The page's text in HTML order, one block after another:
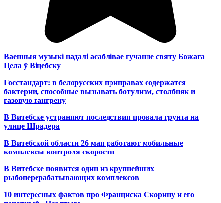
Ваенныя музыкі надалі асаблівае гучанне святу Божага
Цела ў Віцебску
Госстандарт: в белорусских приправах содержатся
бактерии, способные вызывать ботулизм, столбняк и
газовую гангрену
В Витебске устраняют последствия провала грунта на
улице Шрадера
В Витебской области 26 мая работают мобильные
комплексы контроля скорости
В Витебске появится один из крупнейших
рыбоперерабатывающих комплексов
10 интересных фактов про Франциска Скорину и его